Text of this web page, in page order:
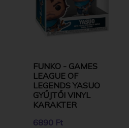
FUNKO - GAMES
LEAGUE OF
LEGENDS YASUO
GYŰJTŐI VINYL
KARAKTER
6890 Ft